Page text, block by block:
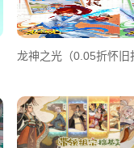
龙神之光（0.05折怀旧